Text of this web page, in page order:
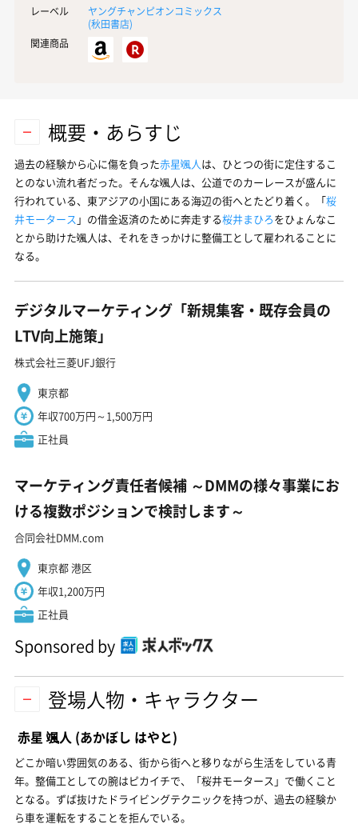
レーベル
ヤングチャンピオンコミックス
(秋田書店)
関連商品
概要・あらすじ
過去の経験から心に傷を負った赤星颯人は、ひとつの街に定住するこ
とのない流れ者だった。そんな颯人は、公道でのカーレースが盛んに
行われている、東アジアの小国にある海辺の街へとたどり着く。「桜
井モータース 」の借金返済のために奔走する桜井まひろをひょんなこ
とから助けた颯人は、それをきっかけに整備工として雇われることに
なる。
デジタルマーケティング「新規集客・既存会員の
LTV向上施策」
株式会社三菱UFJ銀行
東京都
年収700万円～1,500万円
正社員
マーケティング責任者候補 ～DMMの様々事業にお
ける複数ポジションで検討します～
合同会社DMM.com
東京都 港区
年収1,200万円
正社員
Sponsored by
登場人物・キャラクター
赤星 颯人 (あかぼし はやと)
どこか暗い雰囲気のある、街から街へと移りながら生活をしている青
年。整備工としての腕はピカイチで、「桜井モータース」で働くこと
となる。ずば抜けたドライビングテクニックを持つが、過去の経験か
ら車を運転をすることを拒んでいる。